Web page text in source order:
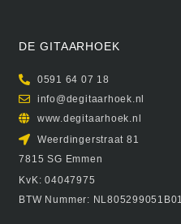
DE GITAARHOEK
0591 64 07 18
info@degitaarhoek.nl
www.degitaarhoek.nl
Weerdingerstraat 81
7815 SG Emmen
KvK: 04047975
BTW Nummer: NL805299051B01